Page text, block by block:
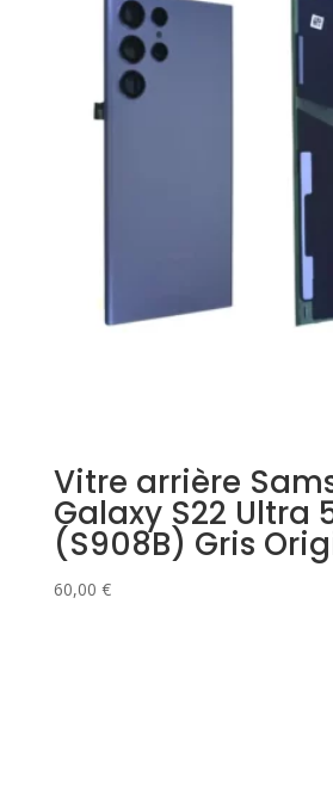
Vitre arrière
Galaxy S22 Ultra
(S908B) Gris
60,00 €